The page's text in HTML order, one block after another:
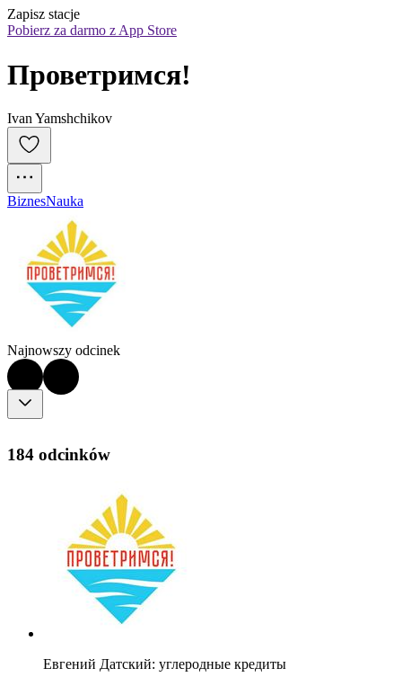
Zapisz stacje
Pobierz za darmo z App Store
Проветримся!
Ivan Yamshchikov
BiznesNauka
Najnowszy odcinek
184 odcinków
Евгений Датский: углеродные кредиты